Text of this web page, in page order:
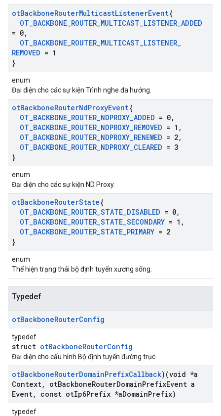
otBackboneRouterMulticastListenerEvent{
OT_BACKBONE_ROUTER_MULTICAST_LISTENER_ADDED
= 0,
OT_BACKBONE_ROUTER_MULTICAST_LISTENER_
REMOVED = 1
}
enum
Đại diện cho các sự kiện Trình nghe đa hướng.
otBackboneRouterNdProxyEvent{
OT_BACKBONE_ROUTER_NDPROXY_ADDED = 0,
OT_BACKBONE_ROUTER_NDPROXY_REMOVED = 1 ,
OT_BACKBONE_ROUTER_NDPROXY_RENEWED = 2,
OT_BACKBONE_ROUTER_NDPROXY_CLEARED = 3
}
enum
Đại diện cho các sự kiện ND Proxy.
otBackboneRouterState{
OT_BACKBONE_ROUTER_STATE_DISABLED = 0,
OT_BACKBONE_ROUTER_STATE_SECONDARY = 1 ,
OT_BACKBONE_ROUTER_STATE_PRIMARY = 2
}
enum
Thể hiện trạng thái bộ định tuyến xương sống.
Typedef
otBackboneRouterConfig
typedef
struct otBackboneRouterConfig
Đại diện cho cấu hình Bộ định tuyến đường trục.
otBackboneRouterDomainPrefixCallback)(void *a
Context, otBackboneRouterDomainPrefixEvent a
Event, const otIp6Prefix *aDomainPrefix)
typedef